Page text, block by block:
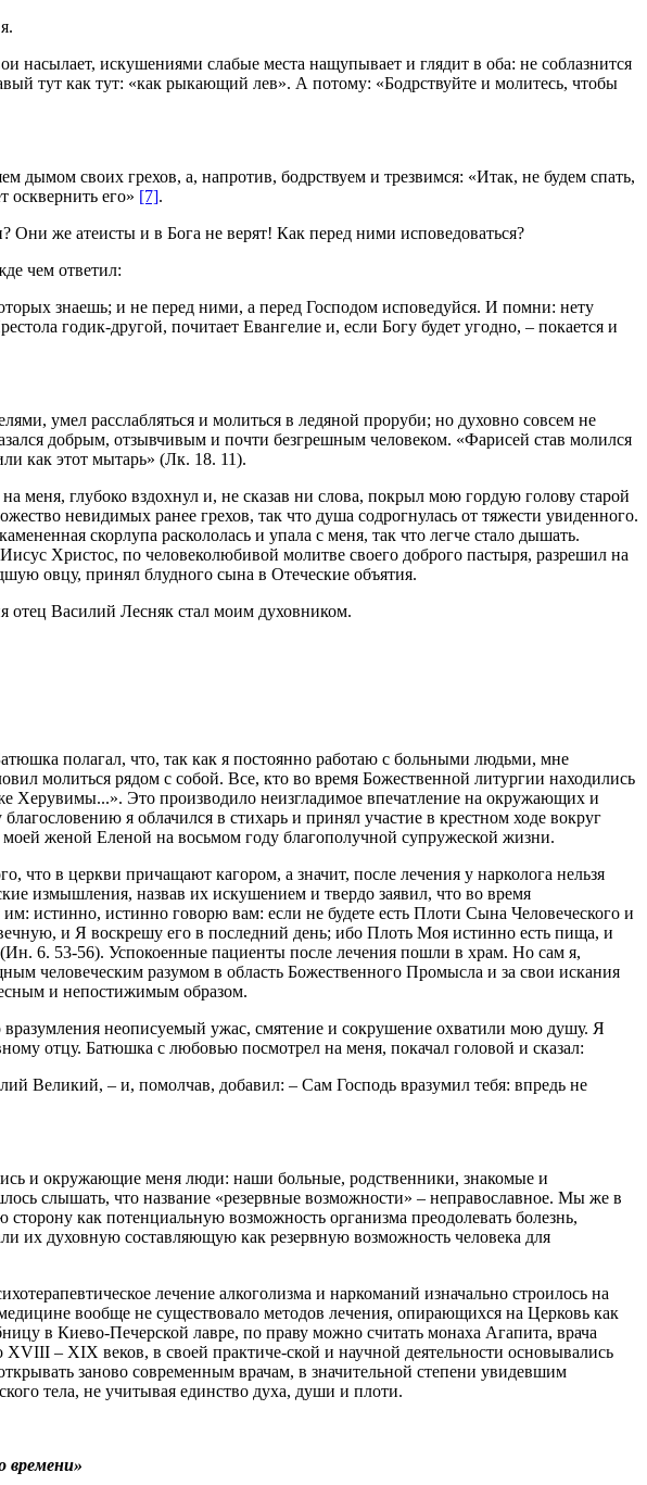
искушениями слабые места нащупывает и глядит в оба: не соблазнится
тут как тут: «как рыкающий лев». А потому: «Бодрствуйте и молитесь, чтобы
дымом своих грехов, а, напротив, бодрствуем и трезвимся: «Итак, не будем спать,
осквернить его» [7].
Они же атеисты и в Бога не верят! Как перед ними исповедоваться?
чем ответил:
знаешь; и не перед ними, а перед Господом исповедуйся. И помни: нету
годик-другой, почитает Евангелие и, если Богу будет угодно, – покается и
умел расслабляться и молиться в ледяной проруби; но духовно совсем не
добрым, отзывчивым и почти безгрешным человеком. «Фарисей став молился
как этот мытарь» (Лк. 18. 11).
меня, глубоко вздохнул и, не сказав ни слова, покрыл мою гордую голову старой
невидимых ранее грехов, так что душа содрогнулась от тяжести увиденного.
скорлупа раскололась и упала с меня, так что легче стало дышать.
Христос, по человеколюбивой молитве своего доброго пастыря, разрешил на
овцу, принял блудного сына в Отеческие объятия.
отец Василий Лесняк стал моим духовником.
полагал, что, так как я постоянно работаю с больными людьми, мне
молиться рядом с собой. Все, кто во время Божественной литургии находились
Херувимы...». Это производило неизгладимое впечатление на окружающих и
я облачился в стихарь и принял участие в крестном ходе вокруг
женой Еленой на восьмом году благополучной супружеской жизни.
в церкви причащают кагором, а значит, после лечения у нарколога нельзя
измышления, назвав их искушением и твердо заявил, что во время
истинно, истинно говорю вам: если не будете есть Плоти Сына Человеческого и
и Я воскрешу его в последний день; ибо Плоть Моя истинно есть пища, и
53-56). Успокоенные пациенты после лечения пошли в храм. Но сам я,
человеческим разумом в область Божественного Промысла и за свои искания
и непостижимым образом.
неописуемый ужас, смятение и сокрушение охватили мою душу. Я
отцу. Батюшка с любовью посмотрел на меня, покачал головой и сказал:
Великий, – и, помолчав, добавил: – Сам Господь вразумил тебя: впредь не
и окружающие меня люди: наши больные, родственники, знакомые и
слышать, что название «резервные возможности» – неправославное. Мы же в
как потенциальную возможность организма преодолевать болезнь,
их духовную составляющую как резервную возможность человека для
лечение алкоголизма и наркоманий изначально строилось на
вообще не существовало методов лечения, опирающихся на Церковь как
в Киево-Печерской лавре, по праву можно считать монаха Агапита, врача
– XIX веков, в своей практиче-ской и научной деятельности основывались
заново современным врачам, в значительной степени увидевшим
тела, не учитывая единство духа, души и плоти.
времени»